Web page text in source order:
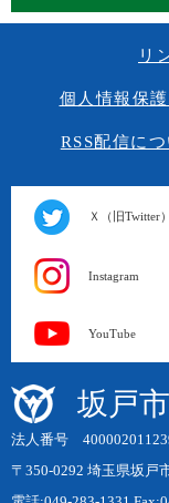
リ
個人情報保
RSS配信につ
Ｘ（旧Twitter）
Instagram
YouTube
坂戸
法人番号
〒350-0292 埼玉県坂戸